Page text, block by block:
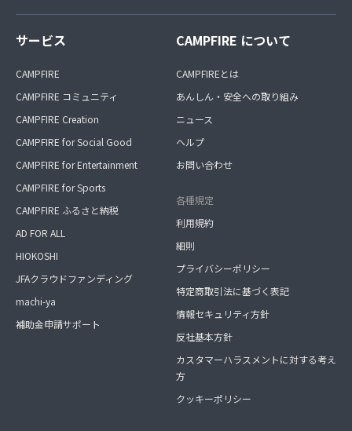
サービス
CAMPFIRE
CAMPFIRE コミュニティ
CAMPFIRE Creation
CAMPFIRE for Social Good
CAMPFIRE for Entertainment
CAMPFIRE for Sports
CAMPFIRE ふるさと納税
AD FOR ALL
HIOKOSHI
JFAクラウドファンディング
machi-ya
補助金申請サポート
CAMPFIRE について
CAMPFIREとは
あんしん・安全への取り組み
ニュース
ヘルプ
お問い合わせ
各種規定
利用規約
細則
プライバシーポリシー
特定商取引法に基づく表記
情報セキュリティ方針
反社基本方針
カスタマーハラスメントに対する考え
方
クッキーポリシー